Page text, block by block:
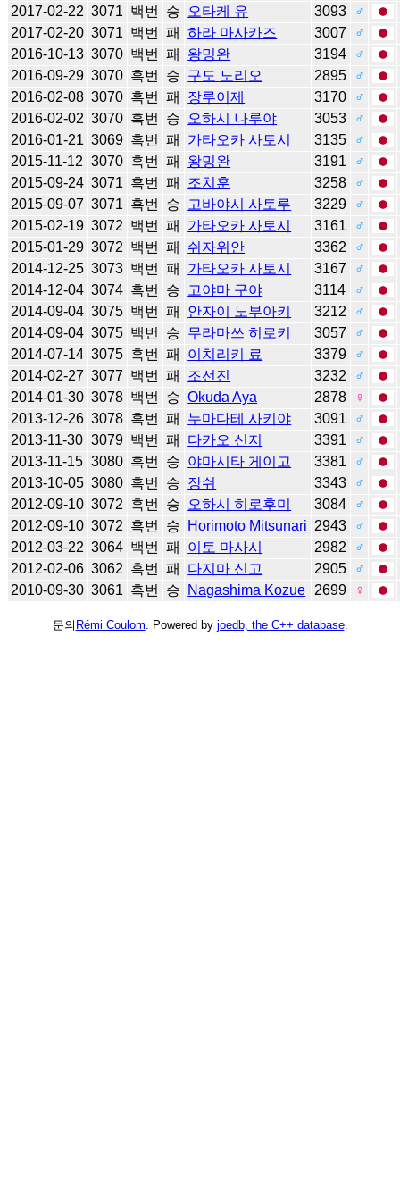
2017-02-22 3071 백번 승 오타케 유 3093
♂
2017-02-20 3071 백번 패 하라 마사카즈 3007
♂
2016-10-13 3070 백번 패 왕밍완 3194
♂
2016-09-29 3070 흑번 승 구도 노리오 2895
♂
2016-02-08 3070 흑번 패 장루이제 3170
♂
2016-02-02 3070 흑번 승 오하시 나루야 3053
♂
2016-01-21 3069 흑번 패 가타오카 사토시 3135
♂
2015-11-12 3070 흑번 패 왕밍완 3191
♂
2015-09-24 3071 흑번 패 조치훈 3258
♂
2015-09-07 3071 흑번 승 고바야시 사토루 3229
♂
2015-02-19 3072 백번 패 가타오카 사토시 3161
♂
2015-01-29 3072 백번 패 쉬자위안 3362
♂
2014-12-25 3073 백번 패 가타오카 사토시 3167
♂
2014-12-04 3074 흑번 승 고야마 구야 3114
♂
2014-09-04 3075 백번 패 안자이 노부아키 3212
♂
2014-09-04 3075 백번 승 무라마쓰 히로키 3057
♂
2014-07-14 3075 흑번 패 이치리키 료 3379
♂
2014-02-27 3077 백번 패 조선진 3232
♂
2014-01-30 3078 백번 승 Okuda Aya 2878
♀
2013-12-26 3078 흑번 패 누마다테 사키야 3091
♂
2013-11-30 3079 백번 패 다카오 신지 3391
♂
2013-11-15 3080 흑번 승 야마시타 게이고 3381
♂
2013-10-05 3080 흑번 승 장쉬 3343
♂
2012-09-10 3072 흑번 승 오하시 히로후미 3084
♂
2012-09-10 3072 흑번 승 Horimoto Mitsunari 2943
♂
2012-03-22 3064 백번 패 이토 마사시 2982
♂
2012-02-06 3062 흑번 패 다지마 신고 2905
♂
2010-09-30 3061 흑번 승 Nagashima Kozue 2699 ♀
문의 Rémi Coulom . Powered by joedb, the C++ database.